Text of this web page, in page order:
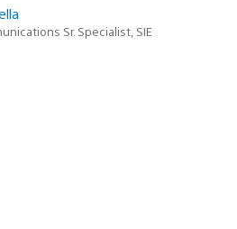
Sr. Specialist, SIE